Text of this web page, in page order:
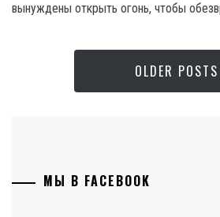
вынуждены открыть огонь, чтобы
OLDER POSTS
МЫ В FACEBOOK